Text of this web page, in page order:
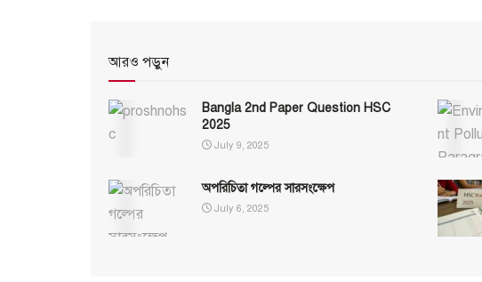
আরও পড়ুন
Bangla 2nd Paper Question HSC
2025
July 9, 2025
অপরিচিতা গল্পের সারসংক্ষেপ
July 6, 2025